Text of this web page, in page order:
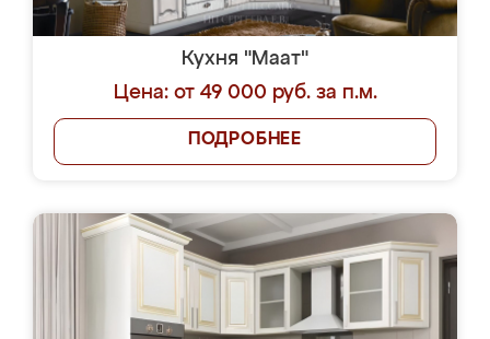
Кухня "Маат"
Цена: от 49 000 руб. за п.м.
ПОДРОБНЕЕ